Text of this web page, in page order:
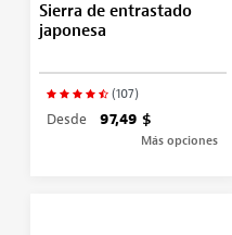
Sierra de entrastado
japonesa
(107)
Desde 97,49 $
Más opciones